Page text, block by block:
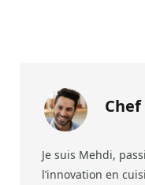
Je suis Mehdi,
l’innovation en